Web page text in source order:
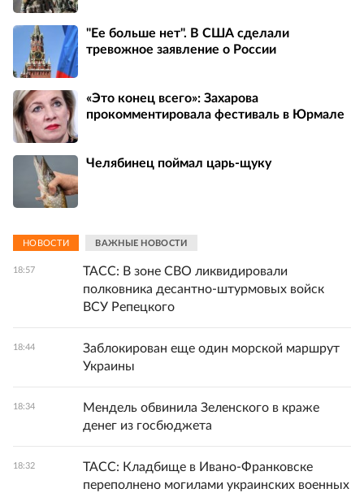
"Ее больше нет". В США сделали
тревожное заявление о России
«Это конец всего»: Захарова
прокомментировала фестиваль в Юрмале
Челябинец поймал царь-щуку
НОВОСТИ ВАЖНЫЕ НОВОСТИ
18:57
ТАСС: В зоне СВО ликвидировали
полковника десантно-штурмовых войск
ВСУ Репецкого
18:44
Заблокирован еще один морской маршрут
Украины
18:34
Мендель обвинила Зеленского в краже
денег из госбюджета
18:32
ТАСС: Кладбище в Ивано-Франковске
переполнено могилами украинских военных